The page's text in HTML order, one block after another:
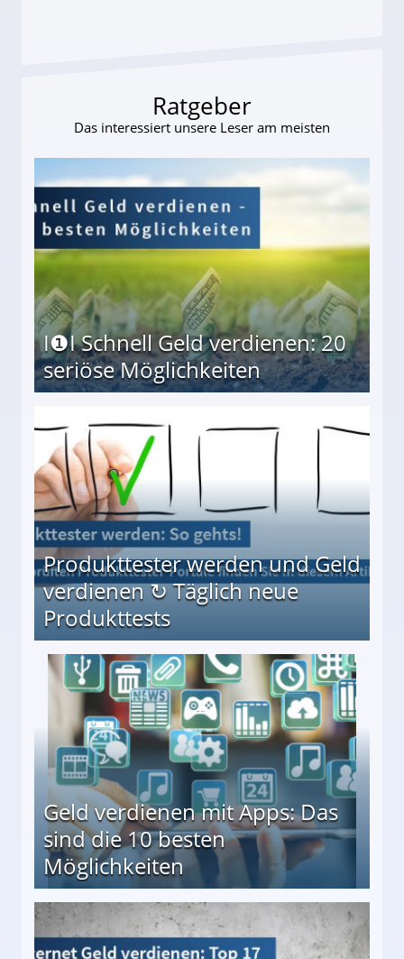
Ratgeber
Das interessiert unsere Leser am meisten
I❶I Schnell Geld verdienen: 20
seriöse Möglichkeiten
Produkttester werden und Geld
verdienen ↻ Täglich neue
Produkttests
↻ Täglich neue Produkttests
Geld verdienen mit Apps: Das
sind die 10 besten
Möglichkeiten
besten Möglichkeiten